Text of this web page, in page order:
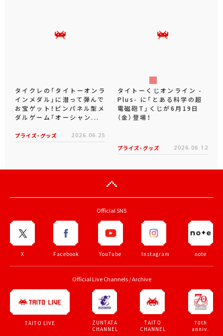
タイクレの「タイトーオンラ
インメダル」に潜って弾んで
お宝ゲット！ピンパネル型メ
ダルゲーム「オーシャン...
プライズ・グッズ 2026.06.25
タイトーくじオンライン -
Plus- に「とある科学の超
電磁砲T」くじが6月19日
（金）登場！
プライズ・グッズ 2026.06.12
Official SNS
X Facebook YouTube Instagram note
Official Live Channels / Archive
TAITO LIVE
ZUNTATA
CHANNEL
TAITO
CHANNEL
70th
anniv.